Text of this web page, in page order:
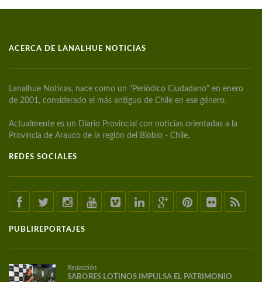
ACERCA DE LANALHUE NOTICIAS
Lanalhue Noticas, nace como un "Periódico Ciudadano" en enero
de 2001, considerado el más antiguo de Chile en ese género.
Actualmente es un Diario Provincial con noticias orientadas a la
Provincia de Arauco de la región del Biobío - Chile.
REDES SOCIALES
PUBLIREPORTAJES
Redacción
SABORES LOTINOS IMPULSA EL PATRIMONIO